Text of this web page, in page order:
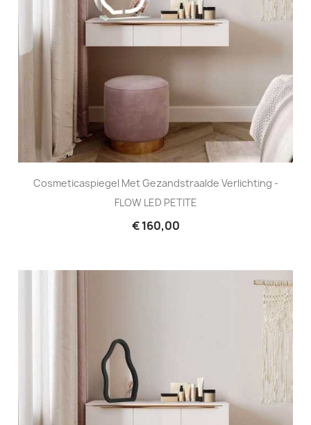
Cosmeticaspiegel Met Gezandstraalde Verlichting -
FLOW LED PETITE
€ 160,00